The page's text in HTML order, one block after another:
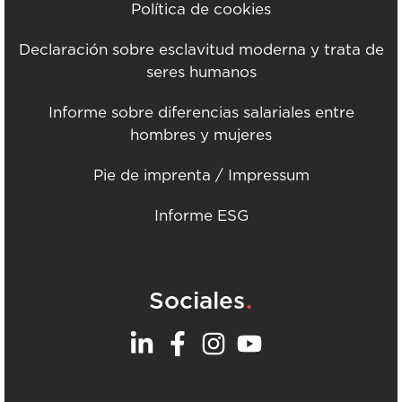
Política de cookies
Declaración sobre esclavitud moderna y trata de
seres humanos
Informe sobre diferencias salariales entre
hombres y mujeres
Pie de imprenta / Impressum
Informe ESG
Sociales.